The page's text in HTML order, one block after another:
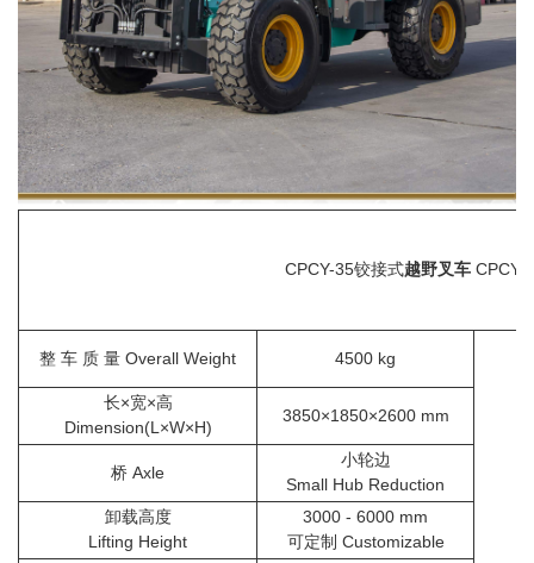
CPCY-35铰接式越野叉车CPCY-
整 车 质 量 Overall Weight 4500 kg
长×宽×高
Dimension(L×W×H)
3850×1850×2600 mm
桥 Axle
小轮边
Small Hub Reduction
卸载高度
Lifting Height
3000 - 6000 mm
可定制 Customizable